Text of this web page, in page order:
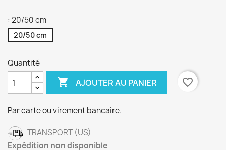
: 20/50 cm
20/50 cm
Quantité
 AJOUTER AU PANIER favorite_border
Par carte ou virement bancaire.
TRANSPORT (US)
Expédition non disponible